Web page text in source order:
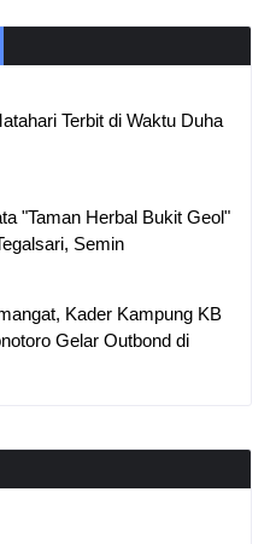
Terbit di Waktu Duha
"Taman Herbal Bukit Geol"
Semin
Kader Kampung KB
Gelar Outbond di